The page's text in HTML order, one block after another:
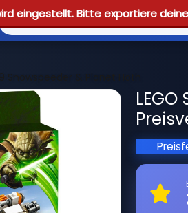
eingestellt. Bitte exportiere deine
Snowspeeder & Planet Hoth